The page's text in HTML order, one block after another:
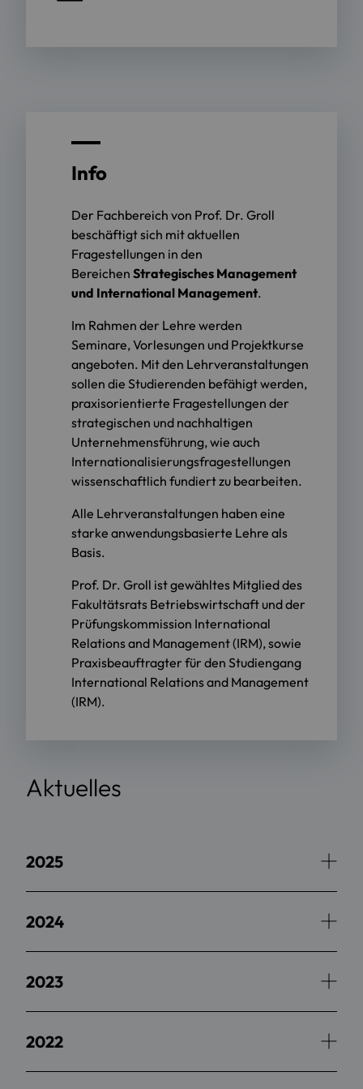
Info
Der Fachbereich von Prof. Dr. Groll
beschäftigt sich mit aktuellen
Fragestellungen in den
Bereichen Strategisches Management
und International Management.
Im Rahmen der Lehre werden
Seminare, Vorlesungen und Projektkurse
angeboten. Mit den Lehrveranstaltungen
sollen die Studierenden befähigt werden,
praxisorientierte Fragestellungen der
strategischen und nachhaltigen
Unternehmensführung, wie auch
Internationalisierungsfragestellungen
wissenschaftlich fundiert zu bearbeiten.
Alle Lehrveranstaltungen haben eine
starke anwendungsbasierte Lehre als
Basis.
Prof. Dr. Groll ist gewähltes Mitglied des
Fakultätsrats Betriebswirtschaft und der
Prüfungskommission International
Relations and Management (IRM), sowie
Praxisbeauftragter für den Studiengang
International Relations and Management
(IRM).
Aktuelles
2025
2024
2023
2022